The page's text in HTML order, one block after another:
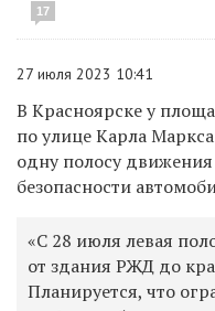
17
27 июля 2023 10:41
В Красноярске у
по улице Карла
одну полосу
безопасности
«С 28 июля левая
от здания РЖД до
Планируется, что